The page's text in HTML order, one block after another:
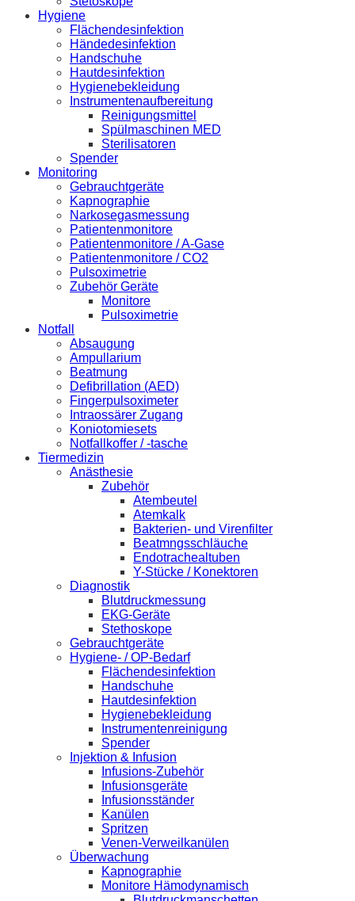
Hygiene
Flächendesinfektion
Händedesinfektion
Handschuhe
Hautdesinfektion
Hygienebekleidung
Instrumentenaufbereitung
Reinigungsmittel
Spülmaschinen MED
Sterilisatoren
Spender
Monitoring
Gebrauchtgeräte
Kapnographie
Narkosegasmessung
Patientenmonitore
Patientenmonitore / A-Gase
Patientenmonitore / CO2
Pulsoximetrie
Zubehör Geräte
Monitore
Pulsoximetrie
Notfall
Absaugung
Ampullarium
Beatmung
Defibrillation (AED)
Fingerpulsoximeter
Intraossärer Zugang
Koniotomiesets
Notfallkoffer / -tasche
Tiermedizin
Anästhesie
Zubehör
Atembeutel
Atemkalk
Bakterien- und Virenfilter
Beatmngsschläuche
Endotrachealtuben
Y-Stücke / Konektoren
Diagnostik
Blutdruckmessung
EKG-Geräte
Stethoskope
Gebrauchtgeräte
Hygiene- / OP-Bedarf
Flächendesinfektion
Handschuhe
Hautdesinfektion
Hygienebekleidung
Instrumentenreinigung
Spender
Injektion & Infusion
Infusions-Zubehör
Infusionsgeräte
Infusionsständer
Kanülen
Spritzen
Venen-Verweilkanülen
Überwachung
Kapnographie
Monitore Hämodynamisch